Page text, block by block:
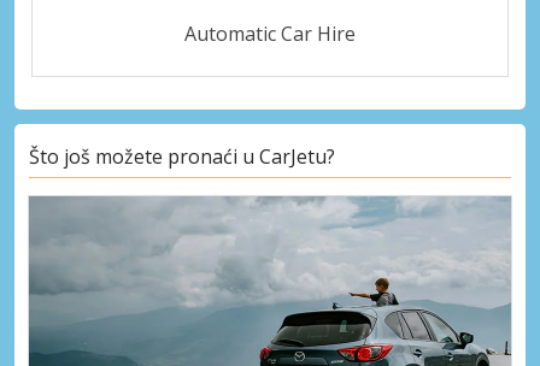
Automatic Car Hire
Što još možete pronaći u CarJetu?